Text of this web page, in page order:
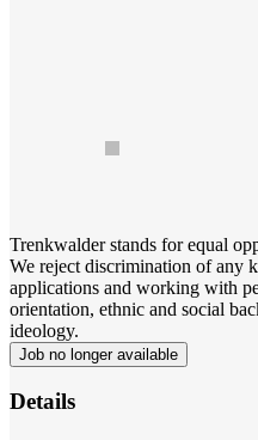
Trenkwalder stands for equal
We reject discrimination of any
applications and working with
orientation, ethnic and social
ideology.
Job no longer available
Details